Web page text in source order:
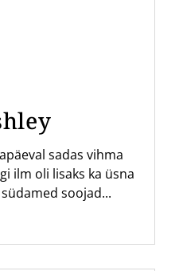
sadas vihma
ilm oli lisaks ka üsna
soojad...